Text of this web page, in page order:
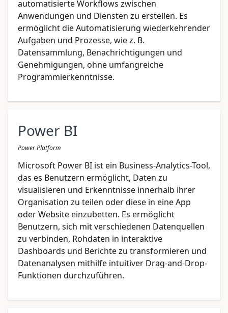
automatisierte Workflows zwischen
Anwendungen und Diensten zu erstellen. Es
ermöglicht die Automatisierung wiederkehrender
Aufgaben und Prozesse, wie z. B.
Datensammlung, Benachrichtigungen und
Genehmigungen, ohne umfangreiche
Programmierkenntnisse.
Power BI
Power Platform
Microsoft Power BI ist ein Business-Analytics-Tool,
das es Benutzern ermöglicht, Daten zu
visualisieren und Erkenntnisse innerhalb ihrer
Organisation zu teilen oder diese in eine App
oder Website einzubetten. Es ermöglicht
Benutzern, sich mit verschiedenen Datenquellen
zu verbinden, Rohdaten in interaktive
Dashboards und Berichte zu transformieren und
Datenanalysen mithilfe intuitiver Drag-and-Drop-
Funktionen durchzuführen.